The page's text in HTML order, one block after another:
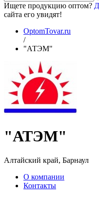
Ищете продукцию оптом?
сайта его увидят!
OptomTovar.ru
/
"АТЭМ"
"АТЭМ"
Алтайский край, Барнаул
О компании
Контакты